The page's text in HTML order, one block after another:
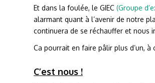
Et dans la foulée, le GIEC (Groupe
alarmant quant à l’avenir de notre
continuera de se réchauffer et nous
Ca pourrait en faire pâlir plus d’un,
C’est nous !